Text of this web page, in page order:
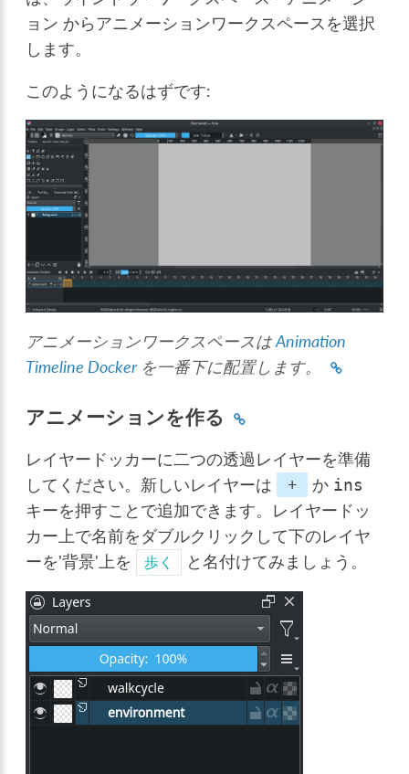
ョン からアニメーションワークスペースを選択
します。
このようになるはずです:
アニメーションワークスペースはAnimation
Timeline Dockerを一番下に配置します。
アニメーションを作る
レイヤードッカーに二つの透過レイヤーを準備
してください。新しいレイヤーは
+ か ins
キーを押すことで追加できます。レイヤードッ
カー上で名前をダブルクリックして下のレイヤ
ーを'背景'上を
歩く と名付けてみましょう。